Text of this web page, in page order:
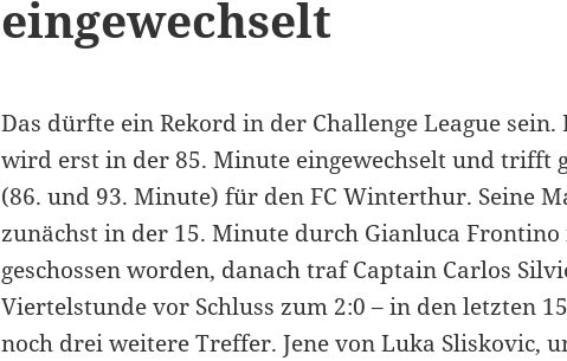
eingewechselt
Das dürfte ein Rekord in der Challenge League
wird erst in der 85. Minute eingewechselt und trifft
(86. und 93. Minute) für den FC Winterthur. Seine
zunächst in der 15. Minute durch Gianluca
geschossen worden, danach traf Captain Carlos
Viertelstunde vor Schluss zum 2:0 – in den letzten
noch drei weitere Treffer. Jene von Luka Sliskovic,